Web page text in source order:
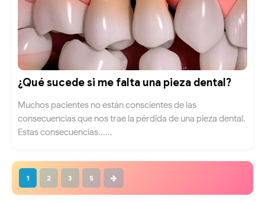
¿Qué sucede si me falta una pieza dental?
Muchos pacientes no están conscientes de las
consecuencias que nos trae la pérdida de una pieza dental.
Estas consecuencias......
1 2 3 5